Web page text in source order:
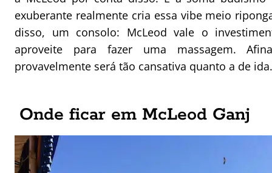
exuberante realmente cria essa vibe meio
disso, um consolo: McLeod vale o
aproveite para fazer uma massagem.
provavelmente será tão cansativa quanto a de ida.
Onde ficar em McLeod Ganj